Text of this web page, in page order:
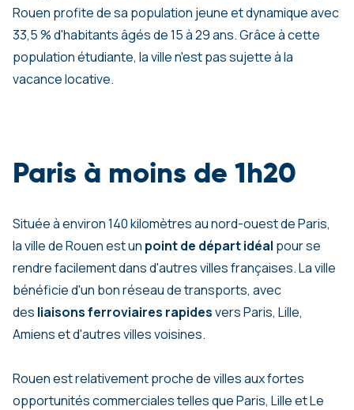
Rouen profite de sa population jeune et dynamique avec
33,5 % d'habitants âgés de 15 à 29 ans. Grâce à cette
population étudiante, la ville n'est pas sujette à la
vacance locative.
Paris à moins de 1h20
Située à environ 140 kilomètres au nord-ouest de Paris,
la ville de Rouen est un point de départ idéal pour se
rendre facilement dans d'autres villes françaises. La ville
bénéficie d'un bon réseau de transports, avec
des liaisons ferroviaires rapidesvers Paris, Lille,
Amiens et d'autres villes voisines.
Rouen est relativement proche de villes aux fortes
opportunités commerciales telles que Paris, Lille et Le